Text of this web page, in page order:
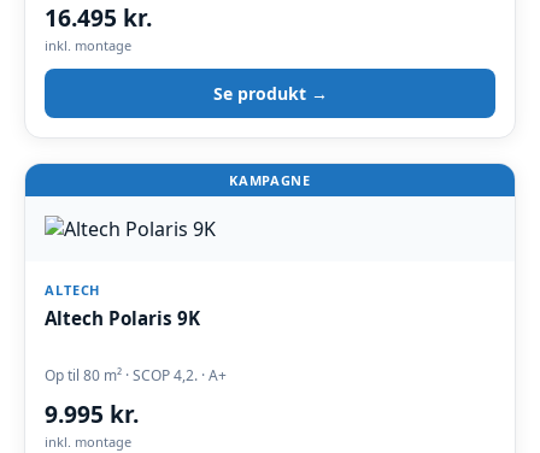
16.495 kr.
inkl. montage
Se produkt →
KAMPAGNE
ALTECH
Altech Polaris 9K
Op til 80 m² · SCOP 4,2. · A+
9.995 kr.
inkl. montage